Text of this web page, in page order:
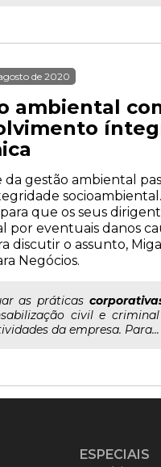
de 2020
ambiental
da gestão ambiental
que os seus
por eventuais danos
discutir o assunto,
Negócios.
as práticas
civil e
da empresa. Para...
ESPECIAIS